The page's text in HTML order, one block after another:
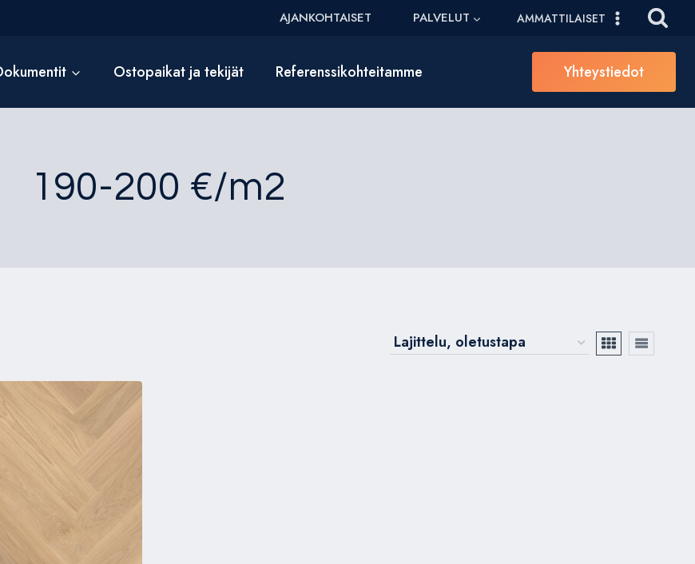
AJANKOHTAISET PALVELUT AMMATTILAISET
Ostopaikat ja tekijät Referenssikohteitamme Yhteystiedot
190-200 €/m2